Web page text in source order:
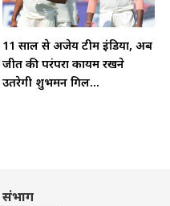
11 साल से अजेय टीम इंडिया, अब
जीत की परंपरा कायम रखने
उतरेगी शुभमन गिल...
संभाग